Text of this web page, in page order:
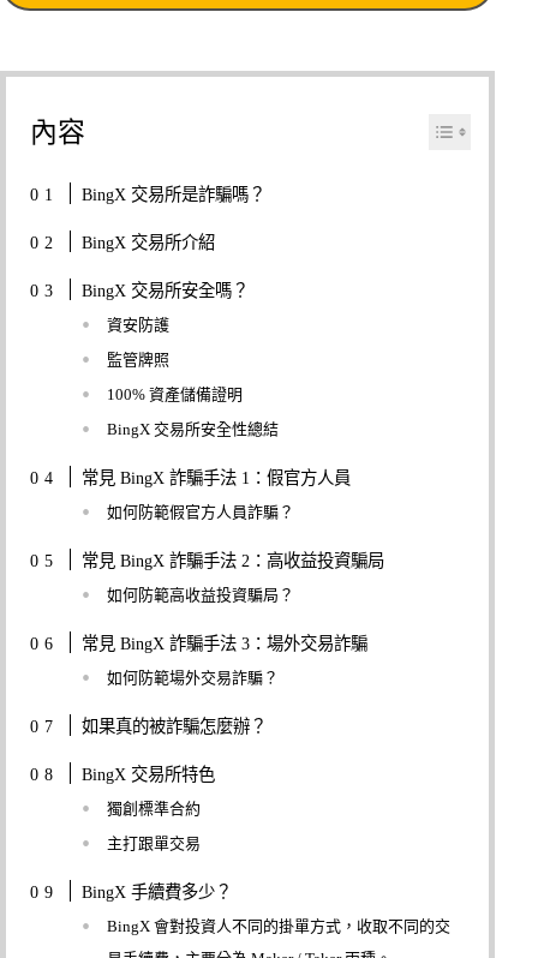
內容
BingX 交易所是詐騙嗎？
BingX 交易所介紹
BingX 交易所安全嗎？
資安防護
監管牌照
100% 資產儲備證明
BingX 交易所安全性總結
常見 BingX 詐騙手法 1：假官方人員
如何防範假官方人員詐騙？
常見 BingX 詐騙手法 2：高收益投資騙局
如何防範高收益投資騙局？
常見 BingX 詐騙手法 3：場外交易詐騙
如何防範場外交易詐騙？
如果真的被詐騙怎麼辦？
BingX 交易所特色
獨創標準合約
主打跟單交易
BingX 手續費多少？
BingX 會對投資人不同的掛單方式，收取不同的交